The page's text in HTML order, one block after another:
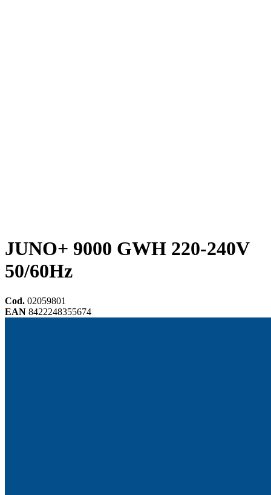
JUNO+ 9000 GWH 220-240V
50/60Hz
Cod. 02059801
EAN 8422248355674